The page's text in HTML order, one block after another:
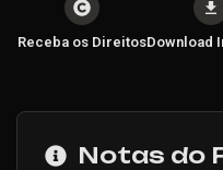
Receba os DireitosDownload
Notas do